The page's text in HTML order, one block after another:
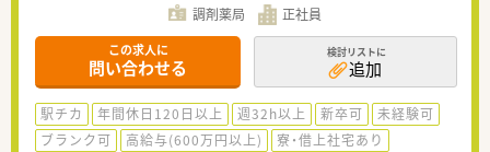
調剤薬局 正社員
この求人に
問い合わせる
検討リストに
追加
駅チカ 年間休日120日以上 週32h以上 新卒可
未経験可
ブランク可
高給与(600万円以上)
寮・借上社宅あり